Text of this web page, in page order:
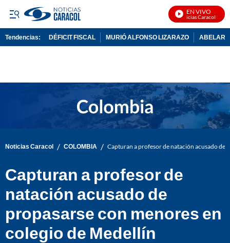
EN VIVO
Noticias Caracol En
Tendencias: DÉFICIT FISCAL MURIÓ ALFONSO LIZARAZO
Noticias Caracol / COLOMBIA / Capturan a profesor de natación acusado de
Capturan a profesor de
natación acusado de
propasarse con menores en
colegio de Medellín